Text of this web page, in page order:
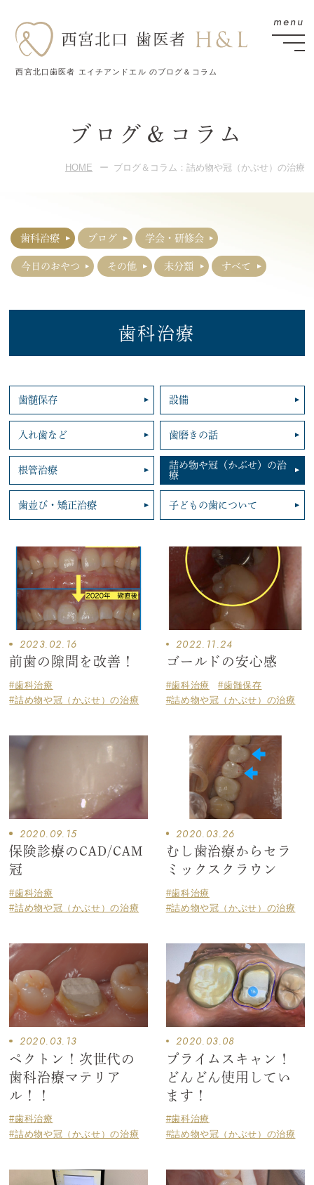
西宮北口歯医者 エイチアンドエル のブログ＆コラム
ブログ＆コラム
HOME ブログ＆コラム：詰め物や冠（かぶせ）の治療
歯科治療 ブログ 学会・研修会
今日のおやつ その他 未分類 すべて
歯科治療
歯髄保存 設備
入れ歯など 歯磨きの話
根管治療
詰め物や冠（かぶせ）の治
療
歯並び・矯正治療 子どもの歯について
2023.02.16
前歯の隙間を改善！
#歯科治療
#詰め物や冠（かぶせ）の治療
2022.11.24
ゴールドの安心感
#歯科治療
#歯髄保存
#詰め物や冠（かぶせ）の治療
2020.09.15
保険診療のCAD/CAM
冠
#歯科治療
#詰め物や冠（かぶせ）の治療
2020.03.26
むし歯治療からセラ
ミックスクラウン
#歯科治療
#詰め物や冠（かぶせ）の治療
2020.03.13
ペクトン！次世代の
歯科治療マテリア
ル！！
#歯科治療
#詰め物や冠（かぶせ）の治療
2020.03.08
プライムスキャン！
どんどん使用してい
ます！
#歯科治療
#詰め物や冠（かぶせ）の治療